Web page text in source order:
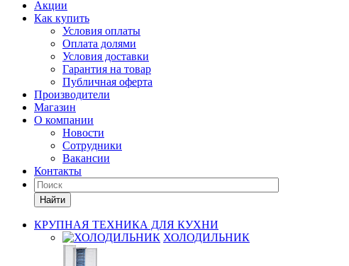
Акции
Как купить
Условия оплаты
Оплата долями
Условия доставки
Гарантия на товар
Публичная оферта
Производители
Магазин
О компании
Новости
Сотрудники
Вакансии
Контакты
Найти
КРУПНАЯ ТЕХНИКА ДЛЯ КУХНИ
ХОЛОДИЛЬНИК